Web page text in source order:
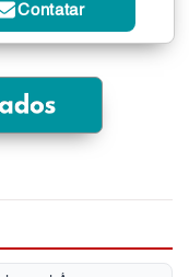
Contatar